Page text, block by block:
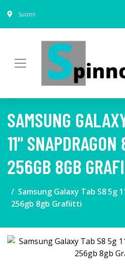
Suomi
SAMSUNG
11" SNAPDRAGON
256GB 8GB
Samsung Galaxy Tab S8 5g
256gb 8gb Grafiitti